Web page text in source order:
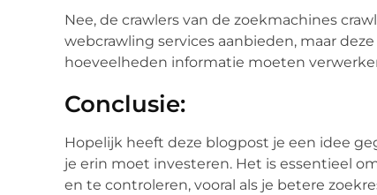
Nee, de crawlers van de zoekmachines
webcrawling services aanbieden, maar
hoeveelheden informatie moeten
Conclusie:
Hopelijk heeft deze blogpost je een idee
je erin moet investeren. Het is essentieel
en te controleren, vooral als je betere